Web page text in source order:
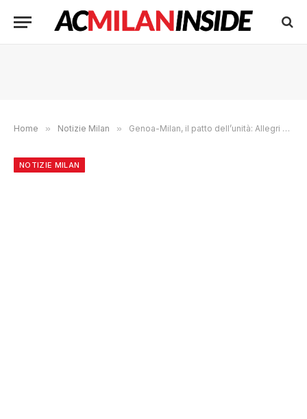
Home » Notizie Milan » Genoa-Milan, il patto dell’unità: Allegri e Modrić contro tutto e tutti.
NOTIZIE MILAN